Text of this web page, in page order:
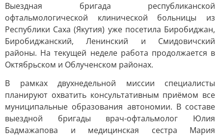
Выездная бригада республиканской
офтальмологической клинической больницы из
Республики Саха (Якутия) уже посетила Биробиджан,
Биробиджанский, Ленинский и Смидовичский
районы. На текущей неделе работа продолжается в
Октябрьском и Облученском районах.
В рамках двухнедельной миссии специалисты
планируют охватить консультативным приёмом все
муниципальные образования автономии. В составе
выездной бригады врач-офтальмолог Юлия
Бадмажапова и медицинская сестра Мария